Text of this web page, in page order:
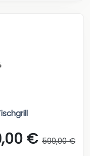
€ 599,00 €